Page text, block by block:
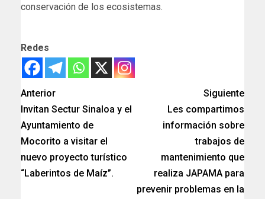
conservación de los ecosistemas.
Redes
Anterior
Invitan Sectur Sinaloa y el
Ayuntamiento de
Mocorito a visitar el
nuevo proyecto turístico
“Laberintos de Maíz”.
Siguiente
Les compartimos
información sobre
trabajos de
mantenimiento que
realiza JAPAMA para
prevenir problemas en la